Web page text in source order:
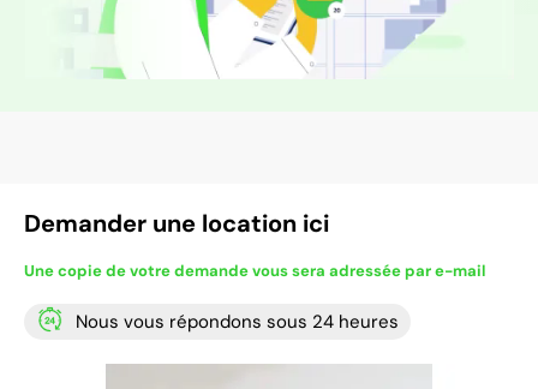
Demander une location ici
Une copie de votre demande vous sera adressée par e-mail
Nous vous répondons sous 24 heures